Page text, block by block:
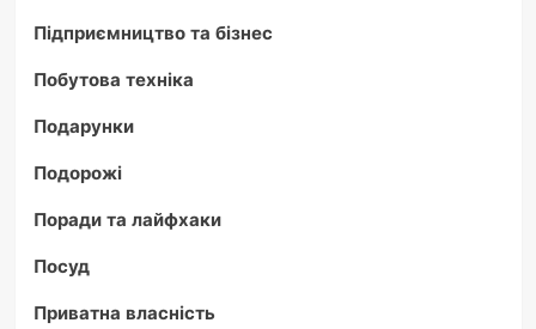
Підприємництво та бізнес
Побутова техніка
Подарунки
Подорожі
Поради та лайфхаки
Посуд
Приватна власність